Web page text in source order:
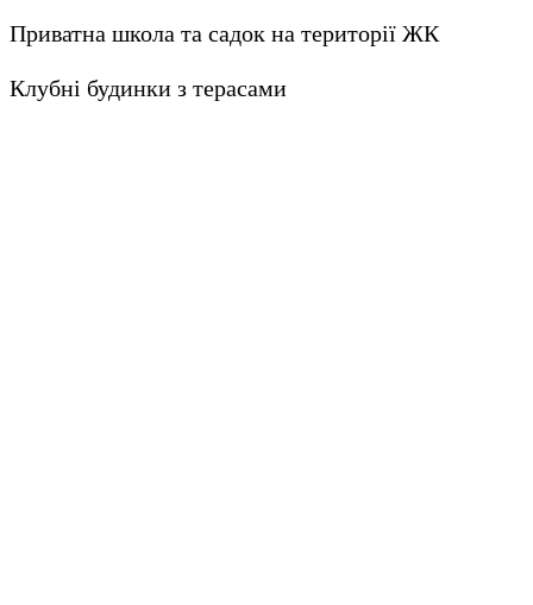
Приватна школа та садок на території ЖК
Клубні будинки з терасами